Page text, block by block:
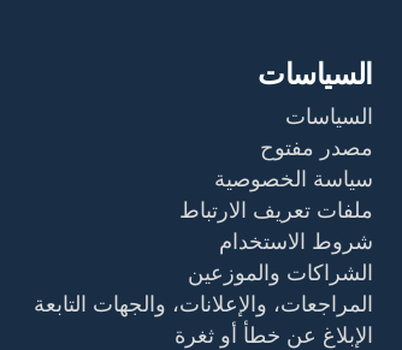
السياسات
السياسات
مصدر مفتوح
سياسة الخصوصية
ملفات تعريف الارتباط
شروط الاستخدام
الشراكات والموزعين
المراجعات، والإعلانات، والجهات التابعة
الإبلاغ عن خطأ أو ثغرة